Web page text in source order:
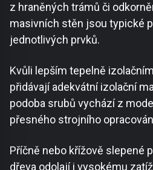
z hraněných trámů či
masivních stěn jsou typické
jednotlivých prvků.
Kvůli lepším tepelně
přidávají adekvátní izolační
podoba srubů vychází z
přesného strojního
Příčně nebo křížově slepené
dřeva odolají i vysokému